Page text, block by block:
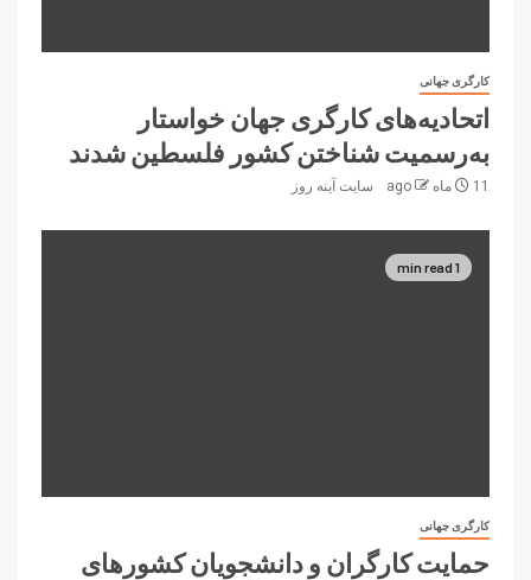
کارگری جهانی
اتحادیه‌های کارگری جهان خواستار
به‌رسمیت شناختن کشور فلسطین شدند
11 ماه ago سایت آینه‌ روز
1 min read
کارگری جهانی
حمایت کارگران و دانشجویان کشورهای